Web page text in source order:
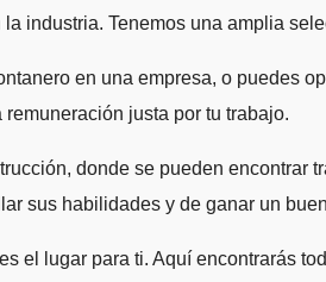
industria. Tenemos una amplia
en una empresa, o puedes
justa por tu trabajo.
donde se pueden
sus habilidades y de ganar un
el lugar para ti. Aquí encontrarás